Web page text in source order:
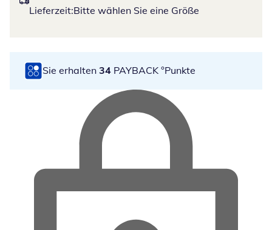
Lieferzeit:Bitte wählen Sie eine Größe
Sie erhalten 34 PAYBACK °Punkte